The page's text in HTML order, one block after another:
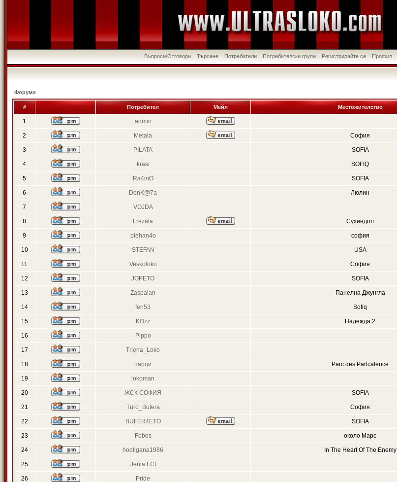
Въпроси/Отговори Търсене Потребители Потребителски групи Регистрирайте се Профил
Форуми
# Потребител Мейл Местожителство
1 admin
2 Metala София
3 PILATA SOFIA
4 krasi SOFIQ
5 Ra4mO SOFIA
6 DenK@7a Люлин
7 VOJDA
8 Frezata Сухиндол
9 plehan4o софия
10 STEFAN USA
11 Veskoloko София
12 JOPETO SOFIA
13 Zaspalan Панелна Джунгла
14 fen53 Sofiq
15 KOzz Надежда 2
16 Pippo
17 Triena_Loko
18 парци Parc des Partcalence
19 lokoman
20 ЖСК СОФИЯ SOFIA
21 Turo_Bufera София
22 BUFER4ETO SOFIA
23 Fobos около Марс
24 hooligana1986 In The Heart Of The Enemy
25 Jenia LCI
26 Pride